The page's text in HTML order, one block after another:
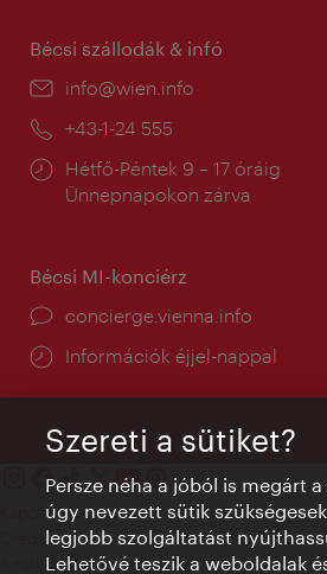
Bécsi szállodák & infó
E-
info@wien.info
Telefon:
+43-1-24 555
Nyitva
tartás:
Hétfő-Péntek 9 – 17 óráig
Ünnepnapokon zárva
Bécsi MI-konciérz
concierge.vienna.info
Információk éjjel-nappal
Kapcsolat
Credits
Adatvédelmi nyilatkozat
Szereti a sütiket?
Persze néha a jóból is megárt
úgy nevezett sütik
legjobb szolgáltatást
Lehetővé teszik a weboldalak